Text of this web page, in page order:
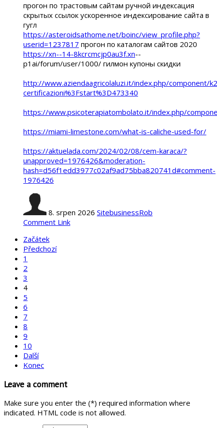
прогон по трастовым сайтам ручной индексация
скрытых ссылок ускоренное индексирование сайта в
гугл
https://asteroidsathome.net/boinc/view_profile.php?
userid=1237817 прогон по каталогам сайтов 2020
https://xn--14-8kcrcmcjp0au3f.xn--
p1ai/forum/user/1000/ гилмон купоны скидки
http://www.aziendaagricolaluzi.it/index.php/component/
certificazioni%3Fstart%3D473340
https://www.psicoterapiatombolato.it/index.php/
https://miami-limestone.com/what-is-caliche-used-for/
https://aktuelada.com/2024/02/08/cem-karaca/?
unapproved=1976426&moderation-
hash=d56f1edd3977c02af9ad75bba820741d#comment-
1976426
8. srpen 2026 SitebusinessRob
Comment Link
Začátek
Předchozí
1
2
3
4
5
6
7
8
9
10
Další
Konec
Leave a comment
Make sure you enter the (*) required information where
indicated. HTML code is not allowed.